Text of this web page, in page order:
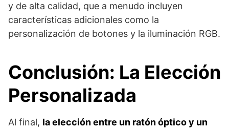
y de alta calidad, que a menudo incluyen
características adicionales como la
personalización de botones y la iluminación RGB.
Conclusión: La Elección
Personalizada
Al final, la elección entre un ratón óptico y un